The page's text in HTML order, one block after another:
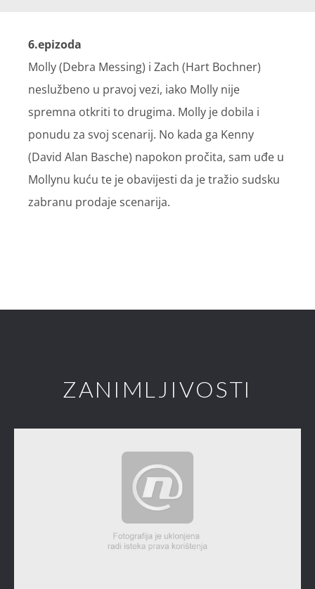
6.epizoda
Molly (Debra Messing) i Zach (Hart Bochner)
neslužbeno u pravoj vezi, iako Molly nije
spremna otkriti to drugima. Molly je dobila i
ponudu za svoj scenarij. No kada ga Kenny
(David Alan Basche) napokon pročita, sam uđe u
Mollynu kuću te je obavijesti da je tražio sudsku
zabranu prodaje scenarija.
ZANIMLJIVOSTI